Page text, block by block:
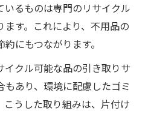
るものは専門のリサイクル
す。これにより、不用品の
にもつながります。
イクル可能な品の引き取りサ
あり、環境に配慮したゴミ
うした取り組みは、片付け